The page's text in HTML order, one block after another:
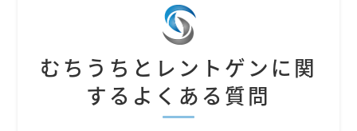
むちうちとレントゲンに関
するよくある質問